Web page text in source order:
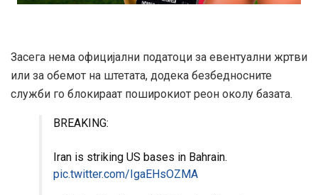
Засега нема официјални податоци за евентуални жртви
или за обемот на штетата, додека безбедносните
служби го блокираат поширокиот реон околу базата.
BREAKING:
Iran is striking US bases in Bahrain.
pic.twitter.com/IgaEHsOZMA